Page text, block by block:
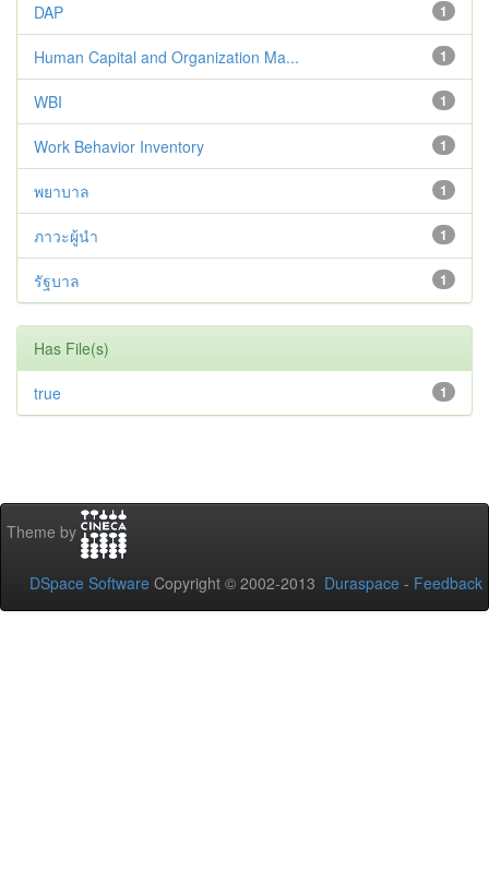
1
DAP
1
Human Capital and Organization Ma...
1
WBI
1
Work Behavior Inventory
1
พยาบาล
1
ภาวะผู้นำ
1
รัฐบาล
Has File(s)
1
true
Theme by
DSpace Software Copyright © 2002-2013 Duraspace - Feedback